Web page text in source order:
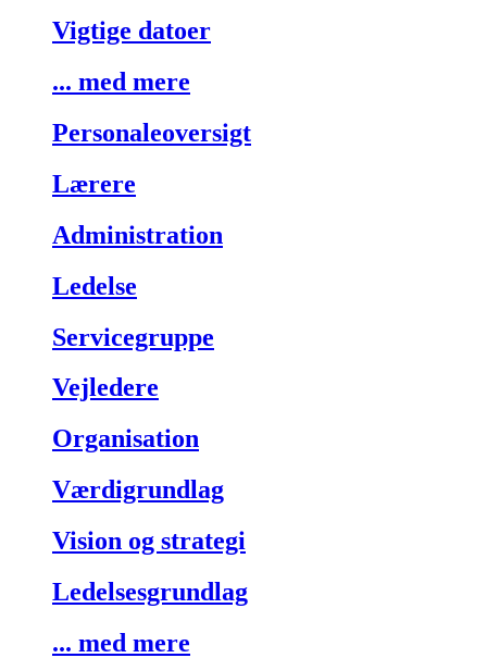
Vigtige datoer
... med mere
Personaleoversigt
Lærere
Administration
Ledelse
Servicegruppe
Vejledere
Organisation
Værdigrundlag
Vision og strategi
Ledelsesgrundlag
... med mere